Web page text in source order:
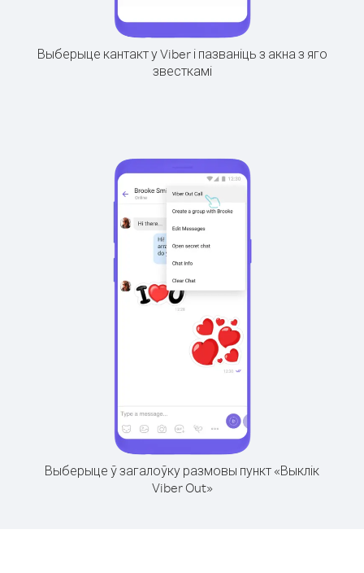
Выберыце кантакт у Viber і пазваніць з акна з яго
звесткамі
Выберыце ў загалоўку размовы пункт «Выклік
Viber Out»